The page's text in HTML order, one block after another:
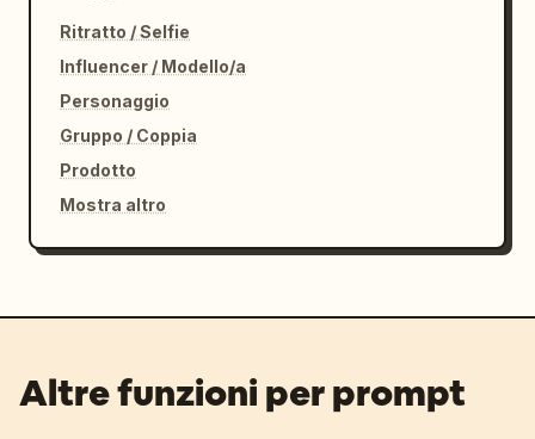
Ritratto / Selfie
Influencer / Modello/a
Personaggio
Gruppo / Coppia
Prodotto
Mostra altro
Altre funzioni per prompt